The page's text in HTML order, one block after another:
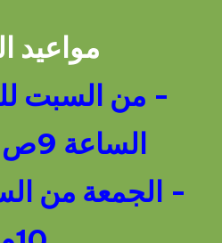
مواعيد
- من السبت
الساعة 9ص إلى 10م